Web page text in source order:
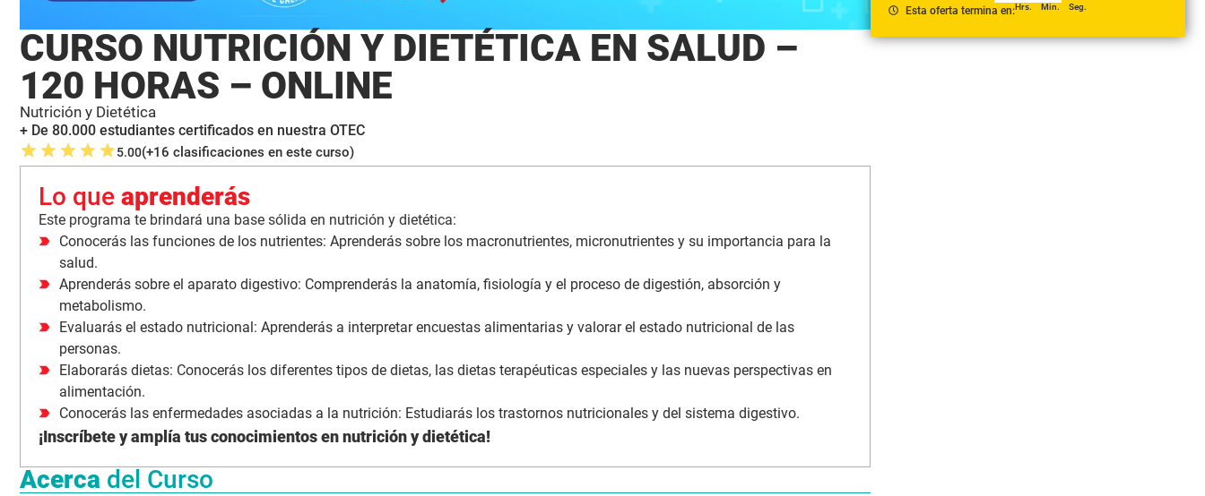
CURSO NUTRICIÓN Y DIETÉTICA EN SALUD –
120 HORAS – ONLINE
Nutrición y Dietética
+ De 80.000 estudiantes certificados en nuestra OTEC
5.00(+16 clasificaciones en este curso)
Lo que aprenderás
Este programa te brindará una base sólida en nutrición y dietética:
Conocerás las funciones de los nutrientes: Aprenderás sobre los macronutrientes, micronutrientes y su importancia para la
salud.
Aprenderás sobre el aparato digestivo: Comprenderás la anatomía, fisiología y el proceso de digestión, absorción y
metabolismo.
Evaluarás el estado nutricional: Aprenderás a interpretar encuestas alimentarias y valorar el estado nutricional de las
personas.
Elaborarás dietas: Conocerás los diferentes tipos de dietas, las dietas terapéuticas especiales y las nuevas perspectivas en
alimentación.
Conocerás las enfermedades asociadas a la nutrición: Estudiarás los trastornos nutricionales y del sistema digestivo.
¡Inscríbete y amplía tus conocimientos en nutrición y dietética!
Acerca del Curso
Esta oferta termina en:Hrs. Min. Seg.